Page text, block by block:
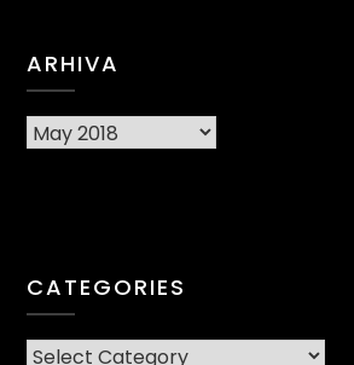
ARHIVA
Arhiva
CATEGORIES
CATEGORIES